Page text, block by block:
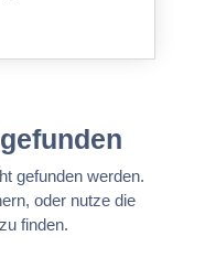
gefunden werden.
oder nutze die
finden.